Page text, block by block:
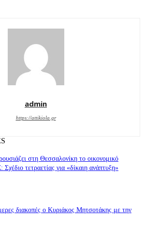
admin
https://attikiola.gr
στη Θεσσαλονίκη το οικονομικό
τετραετίας για «δίκαιη ανάπτυξη»
διακοπές ο Κυριάκος Μητσοτάκης με την